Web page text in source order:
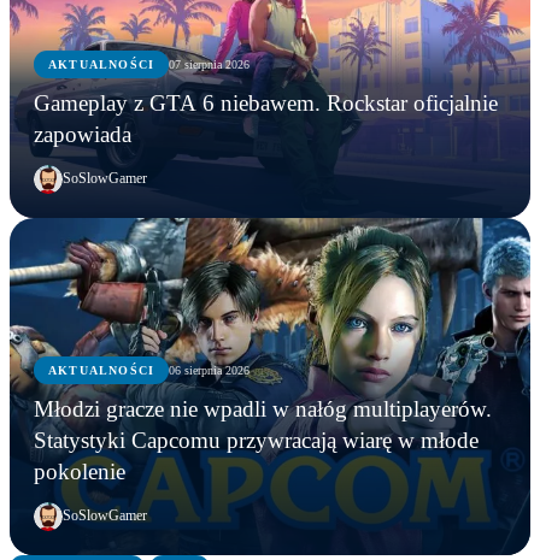
AKTUALNOŚCI 07 sierpnia 2026
Gameplay z GTA 6 niebawem. Rockstar oficjalnie
zapowiada
SoSlowGamer
AKTUALNOŚCI 06 sierpnia 2026
Młodzi gracze nie wpadli w nałóg multiplayerów.
Statystyki Capcomu przywracają wiarę w młode
pokolenie
SoSlowGamer
AKTUALNOŚCI
WWE chce zastrzec znak towarowy „Vice City”.
Przypadek?
AKTUALNOŚCI
Gameplay z GTA 6 niebawem. Rockstar oficjalnie
zapowiada
AKTUALNOŚCI
Młodzi gracze nie wpadli w nałóg multiplayerów.
Statystyki Capcomu przywracają wiarę w młode
pokolenie